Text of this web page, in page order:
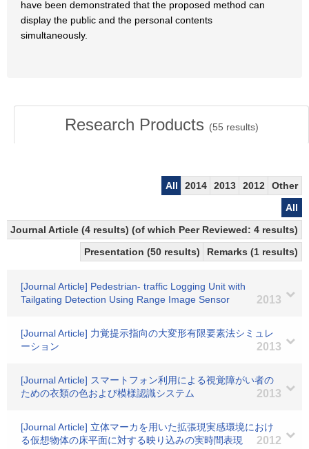
have been demonstrated that the proposed method can
display the public and the personal contents
simultaneously.
Research Products (55 results)
All 2014 2013 2012
Other
All
Journal Article (4 results) (of which Peer Reviewed: 4 results)
Presentation (50 results)
Remarks (1 results)
[Journal Article] Pedestrian- traffic Logging Unit with
Tailgating Detection Using Range Image Sensor
2013
[Journal Article] 力覚提示指向の大変形有限要素法シミュレ
ーション
2013
[Journal Article] スマートフォン利用による視覚障がい者の
ための衣類の色および模様認識システム
2013
[Journal Article] 立体マーカを用いた拡張現実感環境におけ
る仮想物体の床平面に対する映り込みの実時間表現
2012